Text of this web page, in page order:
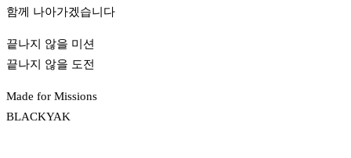
함께 나아가겠습니다
끝나지 않을 미션
끝나지 않을 도전
Made for Missions
BLACKYAK